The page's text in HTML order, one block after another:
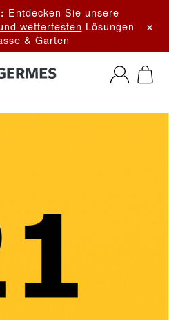
Entdecken Sie unsere
wetterfesten Lösungen
& Garten
×